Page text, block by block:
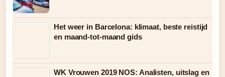
Het weer in Barcelona: klimaat, beste reistijd
en maand-tot-maand gids
WK Vrouwen 2019 NOS: Analisten, uitslag en